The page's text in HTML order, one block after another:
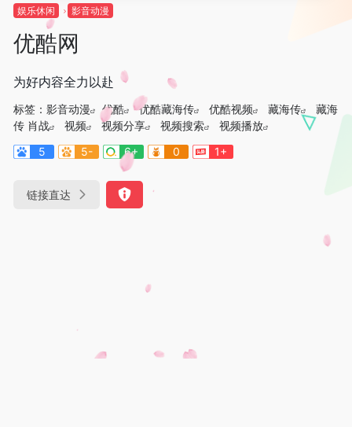
娱乐休闲 影音动漫
优酷网
为好内容全力以赴
标签： 影音动漫 优酷 优酷藏海传 优酷视频 藏海传
藏海
传 肖战
视频 视频分享 视频搜索
视频播放
5
5- 6+ 0 1+
链接直达